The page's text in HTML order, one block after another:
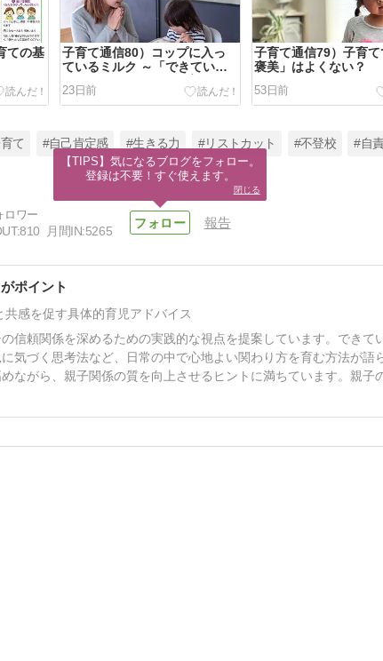
ての基
子育て通信80）コップに入っ
ているミルク ～「できている
23日前
子育て通信79）子育
褒美」はよくない？
53日前
～泣
て #自己肯定感 #生きる力 #リストカット #不登校 #自
810 月間IN:5265
報告
ポイント
共感を促す具体的育児アドバイス
信頼関係を深めるための実践的な視点を提案しています。できて
気づく思考法など、日常の中で心地よい関わり方を育む方法が語
ながら、親子関係の質を向上させるヒントに満ちています。親子
【TIPS】気になるブログをフォロー。
登録は不要！すぐ使えます。
閉じる